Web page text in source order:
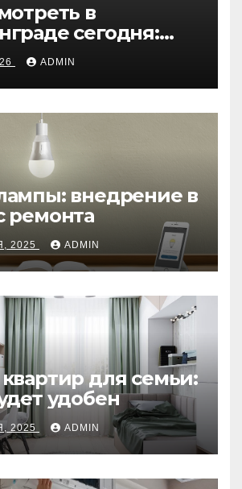
в
сегодня:
по самому
городу России
ADMIN
внедрение в
ремонта
2025 ADMIN
для семьи:
удобен
2025 ADMIN